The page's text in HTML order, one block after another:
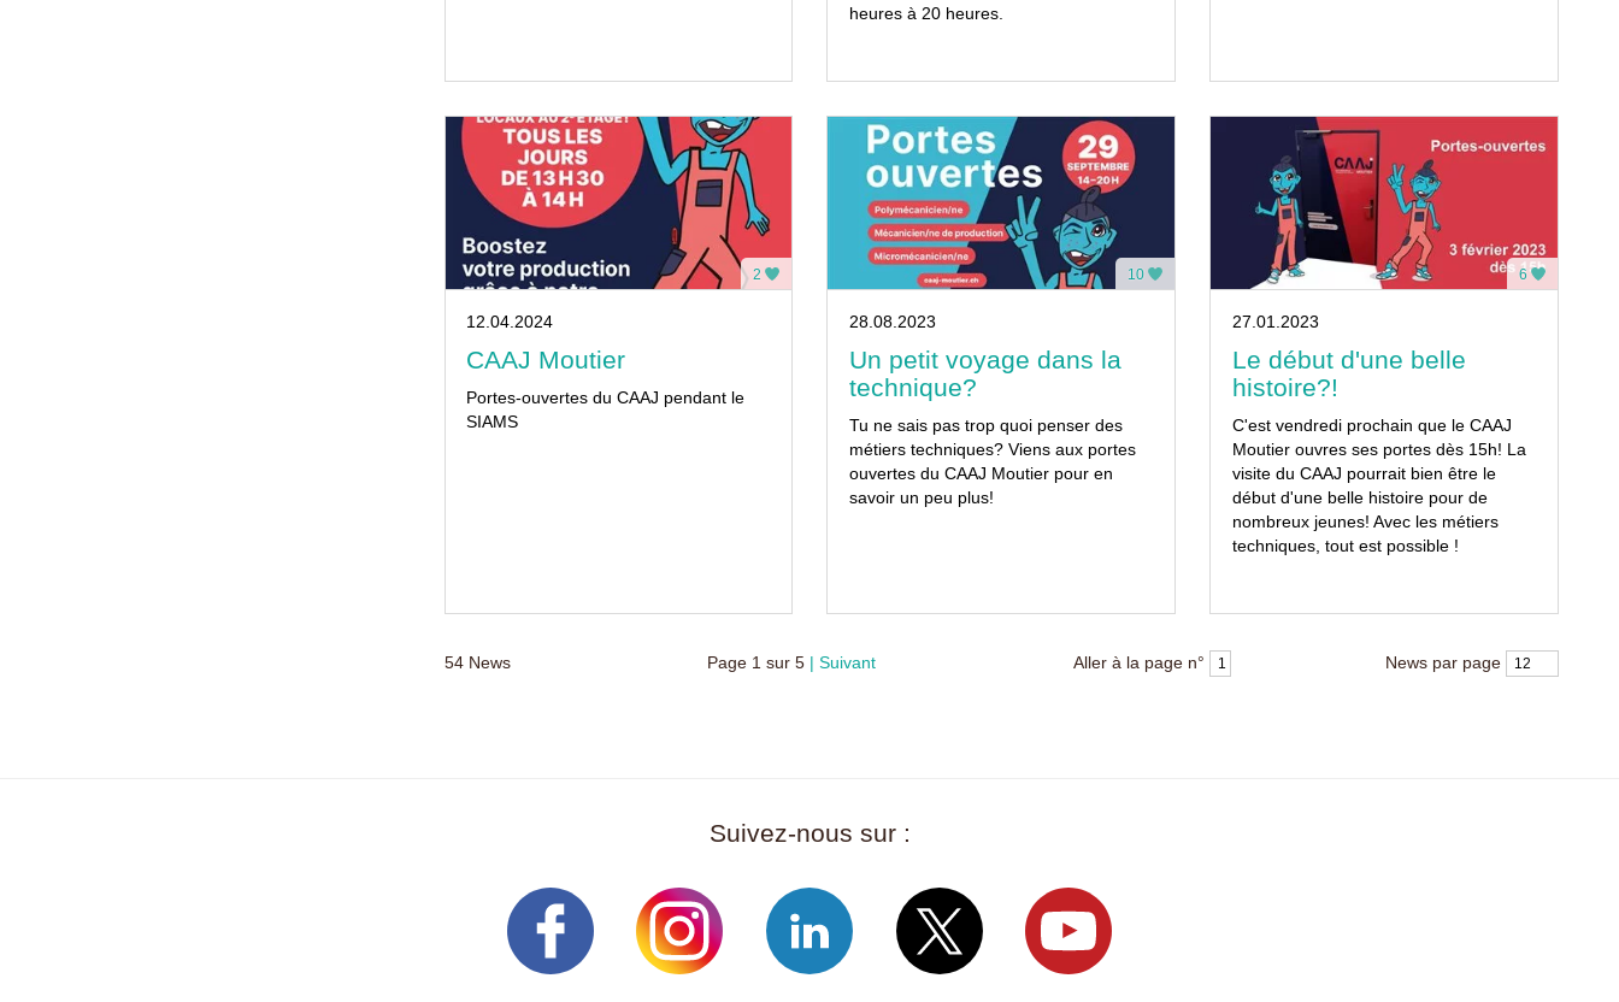
heures à 20 heures.
2
12.04.2024
CAAJ Moutier
Portes-ouvertes du CAAJ pendant le
SIAMS
10
28.08.2023
Un petit voyage dans la
technique?
Tu ne sais pas trop quoi penser des
métiers techniques? Viens aux portes
ouvertes du CAAJ Moutier pour en
savoir un peu plus!
6
27.01.2023
Le début d'une belle
histoire?!
C'est vendredi prochain que le CAAJ
Moutier ouvres ses portes dès 15h! La
visite du CAAJ pourrait bien être le
début d'une belle histoire pour de
nombreux jeunes! Avec les métiers
techniques, tout est possible !
54News Page 1 sur5 Suivant Aller à la page n° News par page
Suivez-nous sur :